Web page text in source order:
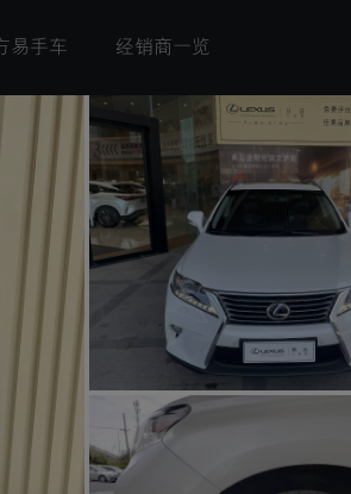
易手车 经销商一览